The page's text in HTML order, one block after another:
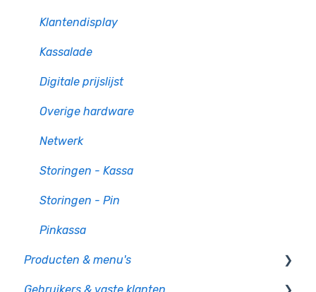
Klantendisplay
Kassalade
Digitale prijslijst
Overige hardware
Netwerk
Storingen - Kassa
Storingen - Pin
Pinkassa
Producten & menu's
Producten
Gebruikers & vaste klanten